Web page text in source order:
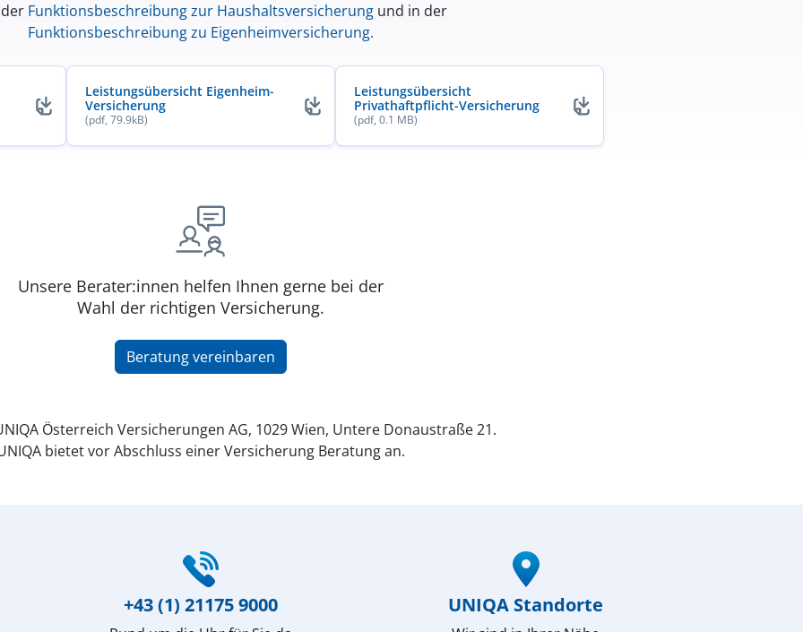
Funktionsbeschreibung zur Haushaltsversicherung und in der
Funktionsbeschreibung zu Eigenheimversicherung.
Leistungsübersicht Eigenheim-
Versicherung
(pdf, 79.9kB)
Leistungsübersicht
Privathaftpflicht-Versicherung
(pdf, 0.1 MB)
Unsere Berater:innen helfen Ihnen gerne bei der
Wahl der richtigen Versicherung.
Beratung vereinbaren
Österreich Versicherungen AG, 1029 Wien, Untere Donaustraße 21.
bietet vor Abschluss einer Versicherung Beratung an.
+43 (1) 21175 9000 UNIQA Standorte